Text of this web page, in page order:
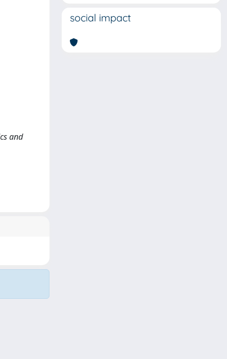
and
social impact